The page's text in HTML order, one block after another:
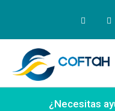
¿Necesitas